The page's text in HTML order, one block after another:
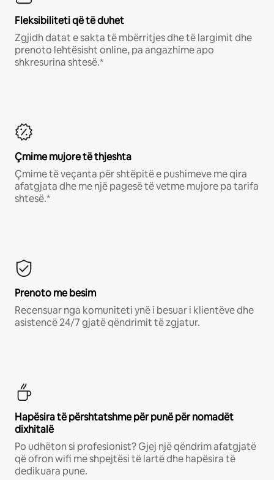
Fleksibiliteti që të duhet
Zgjidh datat e sakta të mbërritjes dhe të largimit dhe
prenoto lehtësisht online, pa angazhime apo
shkresurina shtesë.*
Çmime mujore të thjeshta
Çmime të veçanta për shtëpitë e pushimeve me qira
afatgjata dhe me një pagesë të vetme mujore pa tarifa
shtesë.*
Prenoto me besim
Recensuar nga komuniteti ynë i besuar i klientëve dhe
asistencë 24/7 gjatë qëndrimit të zgjatur.
Hapësira të përshtatshme për punë për nomadët
dixhitalë
Po udhëton si profesionist? Gjej një qëndrim afatgjatë
që ofron wifi me shpejtësi të lartë dhe hapësira të
dedikuara pune.